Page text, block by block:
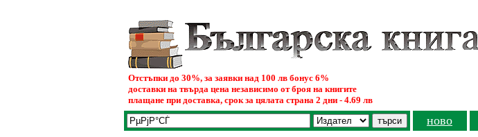
Отстъпки до 30%, за заявки над 100 лв бонус 6%
доставки на твърда цена независимо от броя на книгите
плащане при доставка, срок за цялата страна 2 дни - 4.69 лв
ново